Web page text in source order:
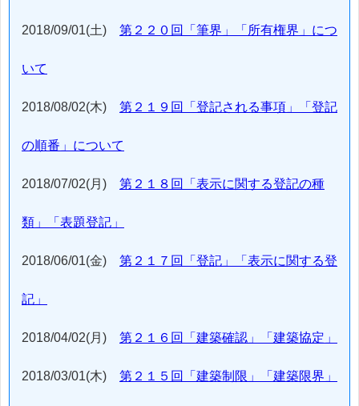
2018/09/01(土) 第２２０回「筆界」「所有権界」につ
いて
2018/08/02(木) 第２１９回「登記される事項」「登記
の順番」について
2018/07/02(月) 第２１８回「表示に関する登記の種
類」「表題登記」
2018/06/01(金) 第２１７回「登記」「表示に関する登
記」
2018/04/02(月) 第２１６回「建築確認」「建築協定」
2018/03/01(木) 第２１５回「建築制限」「建築限界」